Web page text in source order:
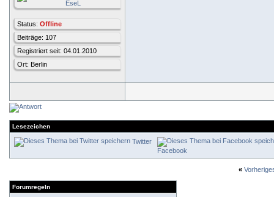
Status: Offline
Beiträge: 107
Registriert seit: 04.01.2010
Ort: Berlin
Lesezeichen
Twitter
Facebook
«
Forumregeln